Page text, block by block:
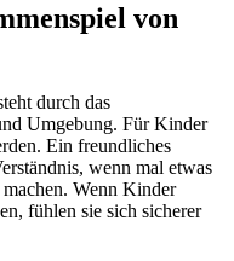
von
durch das
Umgebung. Für Kinder
Ein freundliches
wenn mal etwas
Wenn Kinder
fühlen sie sich sicherer